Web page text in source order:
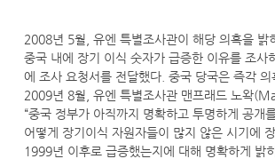
2008년 5월, 유엔 특별조사관이 해당 의혹을 밝
중국 내에 장기 이식 숫자가 급증한 이유를 조사
에 조사 요청서를 전달했다. 중국 당국은 즉각
2009년 8월, 유엔 특별조사관 맨프래드 노왁
“중국 정부가 아직까지 명확하고 투명하게 공개
어떻게 장기이식 자원자들이 많지 않은 시기에
1999년 이후로 급증했는지에 대해 명확하게 밝